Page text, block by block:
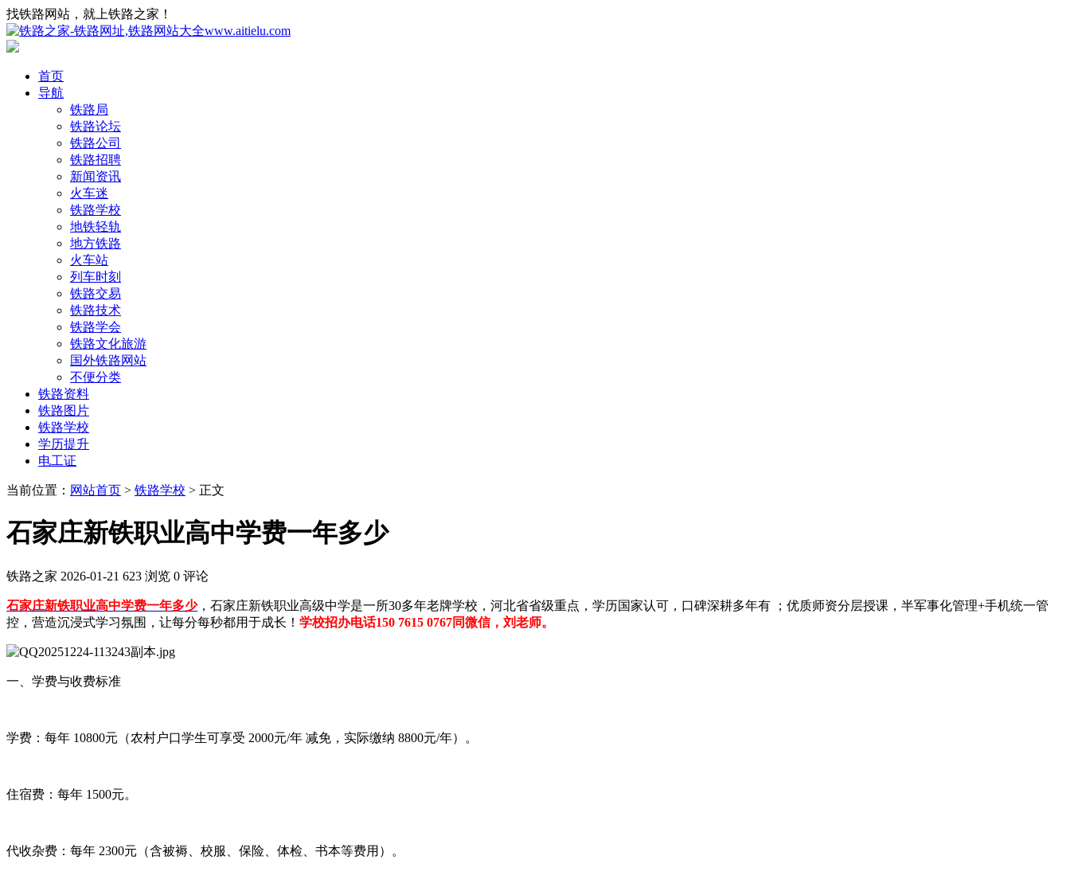
找铁路网站，就上铁路之家！
首页
导航
铁路局
铁路论坛
铁路公司
铁路招聘
新闻资讯
火车迷
铁路学校
地铁轻轨
地方铁路
火车站
列车时刻
铁路交易
铁路技术
铁路学会
铁路文化旅游
国外铁路网站
不便分类
铁路资料
铁路图片
铁路学校
学历提升
电工证
当前位置： 网站首页 > 铁路学校 > 正文
石家庄新铁职业高中学费一年多少
铁路之家 2026-01-21 623 浏览 0 评论
石家庄新铁职业高中学费一年多少，石家庄新铁职业高级中学是一所30多年老牌学校，河北省省级重点，学历国家认可，口碑深耕多年有 ；优质师资分层授课，半军事化管理+手机统一管
控，营造沉浸式学习氛围，让每分每秒都用于成长！ 学校招办电话150 7615 0767同微信，刘老师。
一、学费与收费标准
学费：每年 10800元（农村户口学生可享受 2000元/年 减免，实际缴纳 8800元/年）。
住宿费：每年 1500元。
代收杂费：每年 2300元（含被褥、校服、保险、体检、书本等费用）。